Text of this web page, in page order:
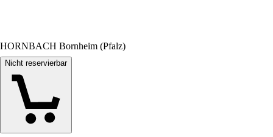
HORNBACH Bornheim (Pfalz)
Nicht reservierbar